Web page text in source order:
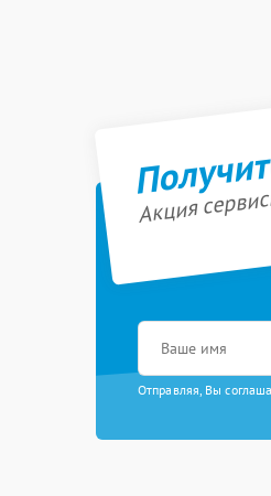
Акция
Отправляя, Вы